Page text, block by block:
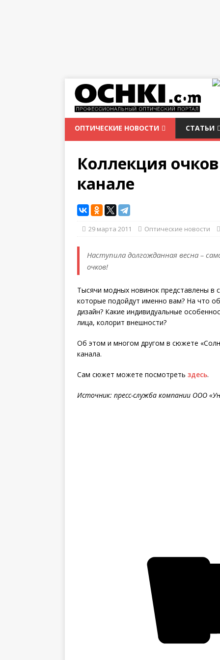
ОПТИЧЕСКИЕ НОВОСТИ СТАТЬИ
Коллекция
канале
29 марта 2011 Оптические новости
Наступила долгожданная весна –
очков!
Тысячи модных новинок представлены в
которые подойдут именно вам? На что
дизайн? Какие индивидуальные
лица, колорит внешности?
Об этом и многом другом в сюжете
канала.
Сам сюжет можете посмотреть здесь.
Источник: пресс-служба компании ООО «